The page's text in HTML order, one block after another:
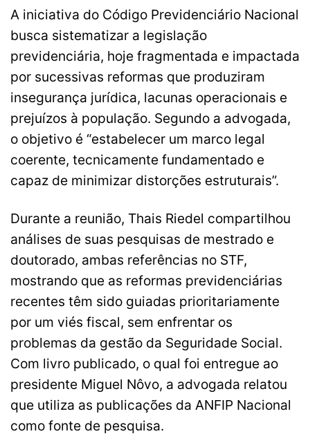
A iniciativa do Código Previdenciário Nacional
busca sistematizar a legislação
previdenciária, hoje fragmentada e impactada
por sucessivas reformas que produziram
insegurança jurídica, lacunas operacionais e
prejuízos à população. Segundo a advogada,
o objetivo é “estabelecer um marco legal
coerente, tecnicamente fundamentado e
capaz de minimizar distorções estruturais”.
Durante a reunião, Thais Riedel compartilhou
análises de suas pesquisas de mestrado e
doutorado, ambas referências no STF,
mostrando que as reformas previdenciárias
recentes têm sido guiadas prioritariamente
por um viés fiscal, sem enfrentar os
problemas da gestão da Seguridade Social.
Com livro publicado, o qual foi entregue ao
presidente Miguel Nôvo, a advogada relatou
que utiliza as publicações da ANFIP Nacional
como fonte de pesquisa.